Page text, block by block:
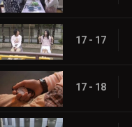
17 - 17
17 - 18